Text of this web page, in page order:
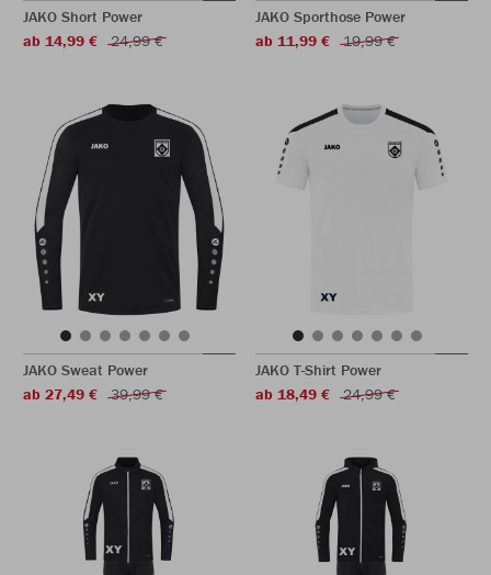
JAKO Short Power
ab 14,99 €
24,99 €
JAKO Sporthose Power
ab 11,99 €
19,99 €
JAKO Sweat Power
ab 27,49 €
39,99 €
JAKO T-Shirt Power
ab 18,49 €
24,99 €